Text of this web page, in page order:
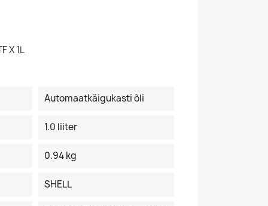
X 1L
Automaatkäigukasti õli
1.0 liiter
0.94 kg
SHELL